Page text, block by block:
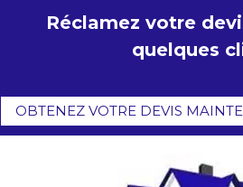
Réclamez votre
quelques
OBTENEZ VOTRE DEVIS